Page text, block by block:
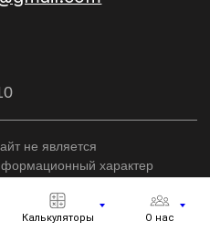
Калькуляторы О нас